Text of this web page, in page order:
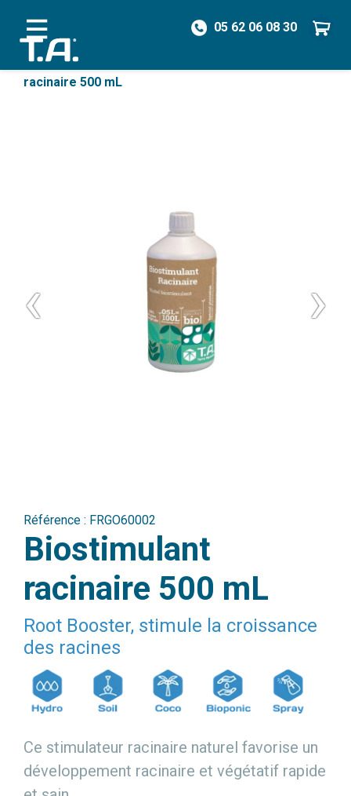
05 62 06 08 30
/ Biostimulants
racinaire 500 mL
‹ ›
Référence : FRGO60002
Biostimulant
racinaire 500 mL
Root Booster, stimule la croissance
des racines
Ce stimulateur racinaire naturel favorise un
développement racinaire et végétatif rapide